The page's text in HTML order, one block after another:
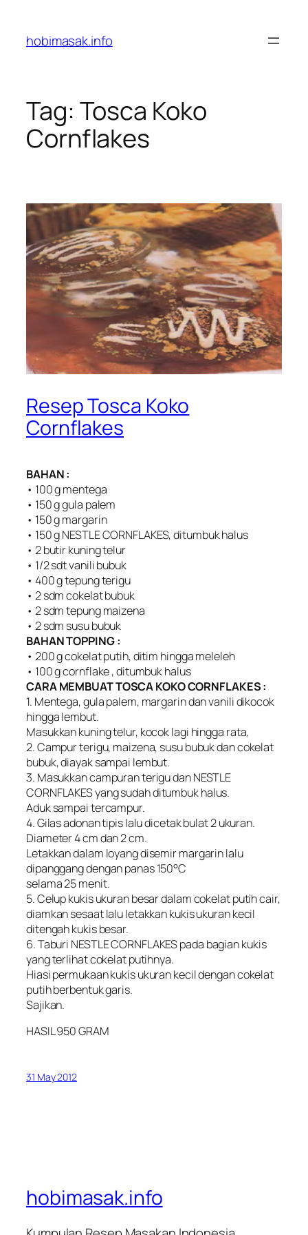
content
hobimasak.info
Tag: Tosca Koko
Cornflakes
Resep Tosca Koko
Cornflakes
BAHAN :
• 100 g mentega
• 150 g gula palem
• 150 g margarin
• 150 g NESTLE CORNFLAKES, ditumbuk halus
• 2 butir kuning telur
• 1/2 sdt vanili bubuk
• 400 g tepung terigu
• 2 sdm cokelat bubuk
• 2 sdm tepung maizena
• 2 sdm susu bubuk
BAHAN TOPPING :
• 200 g cokelat putih, ditim hingga meleleh
• 100 g cornflake , ditumbuk halus
CARA MEMBUAT TOSCA KOKO CORNFLAKES :
1. Mentega, gula palem, margarin dan vanili dikocok
hingga lembut.
Masukkan kuning telur, kocok lagi hingga rata,
2. Campur terigu, maizena, susu bubuk dan cokelat
bubuk, diayak sampai lembut.
3. Masukkan campuran terigu dan NESTLE
CORNFLAKES yang sudah ditumbuk halus.
Aduk sampai tercampur.
4. Gilas adonan tipis lalu dicetak bulat 2 ukuran.
Diameter 4 cm dan 2 cm.
Letakkan dalam loyang disemir margarin lalu
dipanggang dengan panas 150°C
selama 25 menit.
5. Celup kukis ukuran besar dalam cokelat putih cair,
diamkan sesaat lalu letakkan kukis ukuran kecil
ditengah kukis besar.
6. Taburi NESTLE CORNFLAKES pada bagian kukis
yang terlihat cokelat putihnya.
Hiasi permukaan kukis ukuran kecil dengan cokelat
putih berbentuk garis.
Sajikan.
HASIL 950 GRAM
31 May 2012
hobimasak.info